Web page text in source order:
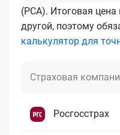
(РСА). Итоговая
другой, поэтому
калькулятор для
Страховая
Росгосстрах